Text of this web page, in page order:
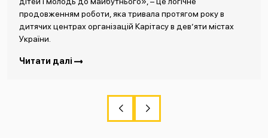
продовженням роботи, яка тривала протягом року в
дитячих центрах організацій Карітасу в дев’яти містах
України.
Читати далі